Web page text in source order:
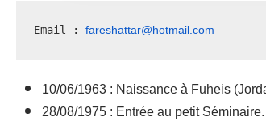
Email : fareshattar@hotmail.com
​​​10/06/1963 : Naissance à Fuheis
28/08/1975 : Entrée au petit Séminaire.